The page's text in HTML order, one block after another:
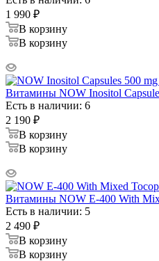
1 990 ₽
В корзину
В корзину
Витамины NOW Inositol
Есть в наличии: 6
2 190 ₽
В корзину
В корзину
Витамины NOW E-400 With
Есть в наличии: 5
2 490 ₽
В корзину
В корзину